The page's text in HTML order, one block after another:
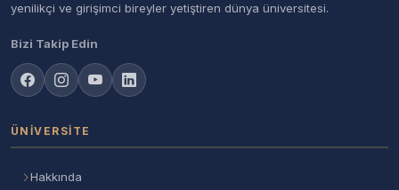
yenilikçi ve girişimci bireyler yetiştiren dünya üniversitesi.
Bizi Takip Edin
ÜNIVERSITE
Hakkında